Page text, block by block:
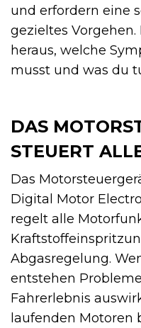
und erfordern eine
gezieltes
heraus, welche
musst und was du
DAS
STEUERT
Das
Digital Motor
regelt alle
Abgasregelung.
entstehen
Fahrerlebnis
laufenden Motoren